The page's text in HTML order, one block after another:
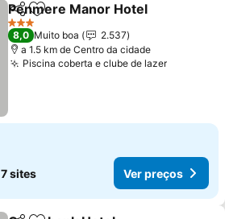
PartilharAdicionar aos favoritos
Penmere Manor Hotel
3 Estrelas
8,0 Muito boa
2.537
a 1.5 km de Centro da cidade
Piscina coberta e clube de lazerVer
7 sites Ver preços